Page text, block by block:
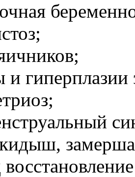
гиперплазии
з